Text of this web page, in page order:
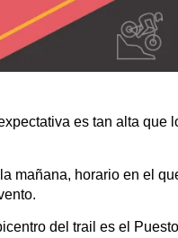
es tan alta que
mañana, horario en el
del trail es el